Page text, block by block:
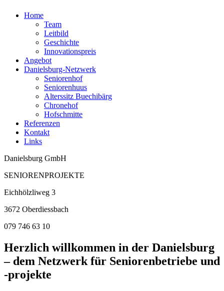
Home
Team
Leitbild
Geschichte
Innovationspreis
Angebot
Danielsburg-Netzwerk
Seniorenhof
Seniorenhuus
Alterssitz Buechibärg
Chronehof
Hofschmitte
Referenzen
Kontakt
Links
Danielsburg GmbH
SENIORENPROJEKTE
Eichhölzliweg 3
3672 Oberdiessbach
079 746 63 10
Herzlich willkommen in der Danielsburg
– dem Netzwerk für Seniorenbetriebe und
-projekte